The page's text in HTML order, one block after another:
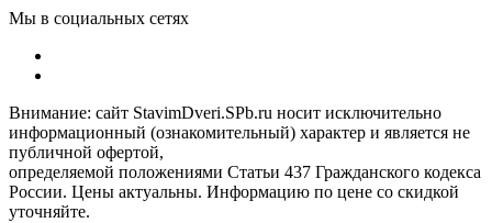
Мы в социальных сетях
Внимание: сайт StavimDveri.SPb.ru носит исключительно
информационный (ознакомительный) характер и является не
публичной офертой,
определяемой положениями Статьи 437 Гражданского кодекса
России. Цены актуальны. Информацию по цене со скидкой
уточняйте.